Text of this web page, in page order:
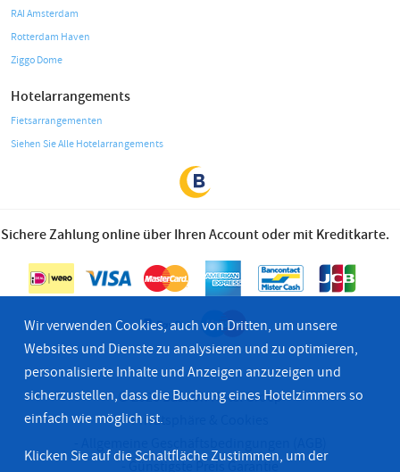
RAI Amsterdam
Rotterdam Haven
Ziggo Dome
Hotelarrangements
Fietsarrangementen
Siehen Sie Alle Hotelarrangements
Sichere Zahlung online über Ihren Account oder mit Kreditkarte.
© 2026 Bastion Hotel Groep
Privatsphäre & Cookies
Günstigste Preis Garantie
Wir verwenden Cookies, auch von Dritten, um unsere
Websites und Dienste zu analysieren und zu optimieren,
personalisierte Inhalte und Anzeigen anzuzeigen und
sicherzustellen, dass die Buchung eines Hotelzimmers so
einfach wie möglich ist.
Klicken Sie auf die Schaltfläche Zustimmen, um der